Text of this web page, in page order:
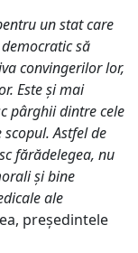
un stat care
să
convingerilor lor,
Este și mai
pârghii dintre cele
Astfel de
fărădelegea, nu
și bine
ale
președintele